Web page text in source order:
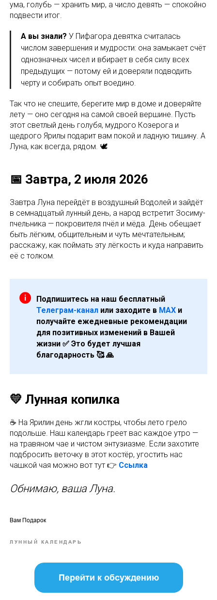
ума, голубь — хранить мир, а число девять — спокойно
подвести итог.
А вы знали? У Пифагора девятка считалась
числом завершения и мудрости: она замыкает счёт
однозначных чисел и вбирает в себя силу всех
предыдущих — потому ей и доверяли подводить
черту и собирать опыт воедино.
Так что не спешите, берегите мир в доме и доверяйте
лету — оно сегодня на самой своей вершине. Пусть
этот светлый день голубя, мудрого Козерога и
щедрого Ярилы подарит вам покой и ладную тишину. А
Луна, как всегда, рядом. 🕊️
📅 Завтра, 2 июля 2026
Завтра Луна перейдёт в воздушный Водолей и зайдёт
в семнадцатый лунный день, а народ встретит Зосиму-
пчельника — покровителя пчёл и мёда. День обещает
быть лёгким, общительным и чуть мечтательным;
расскажу, как поймать эту лёгкость и куда направить
её с толком.
Подпишитесь на наш бесплатный
Телеграм-канал или заходите в МАХ и
получайте ежедневные рекомендации
для позитивных изменений в Вашей
жизни ✅ Это будет лучшая
благодарность 🥰 🙏
💛 Лунная копилка
☕ На Ярилин день жгли костры, чтобы лето грело
подольше. Наш календарь греет вас каждое утро —
на травяном чае и чистом энтузиазме. Если захотите
подбросить веточку в этот костёр, угостить нас
чашкой чая можно вот тут 👉 Ссылка
Обнимаю, ваша Луна.
Вам Подарок
ЛУННЫЙ КАЛЕНДАРЬ
Перейти к обсуждению